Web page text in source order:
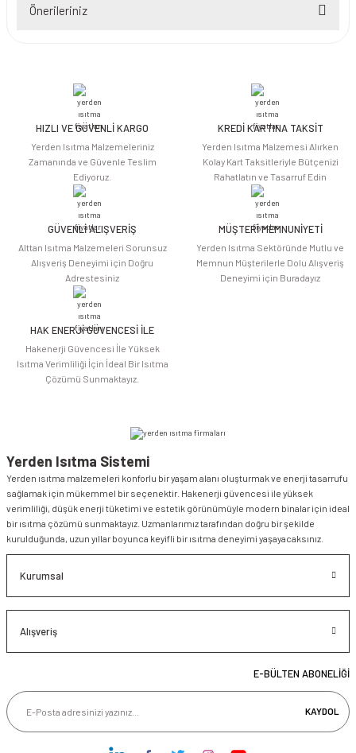
Önerileriniz
iletebilirsiniz.
Görüş ve önerileriniz için teşekkür ederiz.
Ürün açıklamasında eksik bilgiler bulunuyor.
Ürün bilgilerinde hatalar bulunuyor.
Ürün fiyatı diğer sitelerden daha pahalı.
Bu ürüne benzer farklı alternatifler olmalı.
HIZLI VE GÜVENLİ KARGO
Yerden Isıtma Malzemeleriniz
Zamanında ve Güvenle Teslim
Ediyoruz.
KREDİ KARTINA TAKSİT
Yerden Isıtma Malzemesi Alırken
Kolay Kart Taksitleriyle Bütçenizi
Rahatlatın ve Tasarruf Edin
GÜVENLİ ALIŞVERİŞ
Alttan Isıtma Malzemeleri Sorunsuz
Alışveriş Deneyimi için Doğru
Adrestesiniz
MÜŞTERİ MEMNUNİYETİ
Yerden Isıtma Sektöründe Mutlu ve
Memnun Müşterilerle Dolu Alışveriş
Deneyimi için Buradayız
HAK ENERJİ GÜVENCESİ İLE
Hakenerji Güvencesi İle Yüksek
Isıtma Verimliliği İçin İdeal Bir Isıtma
Çözümü Sunmaktayız.
Yerden Isıtma Sistemi
Yerden ısıtma malzemeleri konforlu bir yaşam alanı oluşturmak ve enerji tasarrufu
sağlamak için mükemmel bir seçenektir. Hakenerji güvencesi ile yüksek
verimliliği, düşük enerji tüketimi ve estetik görünümüyle modern binalar için ideal
bir ısıtma çözümü sunmaktayız. Uzmanlarımız tarafından doğru bir şekilde
kurulduğunda, uzun yıllar boyunca keyifli bir ısıtma deneyimi yaşayacaksınız.
Kurumsal
Alışveriş
E-BÜLTEN ABONELİĞİ
KAYDOL